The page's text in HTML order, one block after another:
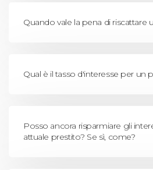
Quando vale la pena di riscattare
Qual è il tasso d'interesse per un
Posso ancora risparmiare gli
attuale prestito? Se sì, come?